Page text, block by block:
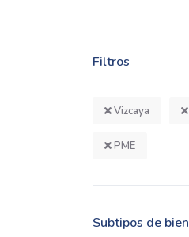
Filtros
Vizcaya
PME
Subtipos de bien